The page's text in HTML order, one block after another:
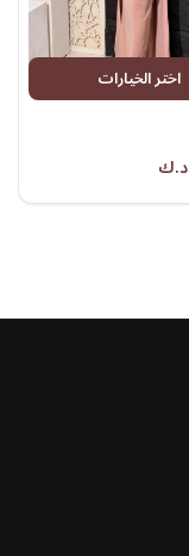
اختر الخيارات